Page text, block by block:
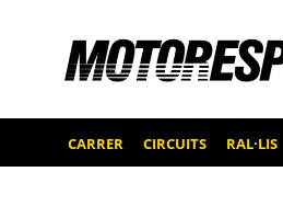
CARRER CIRCUITS RAL·LIS